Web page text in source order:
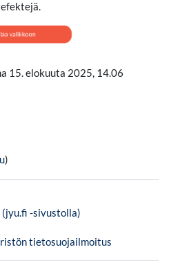
15. elokuuta 2025, 14.06
)
-sivustolla)
tietosuojailmoitus